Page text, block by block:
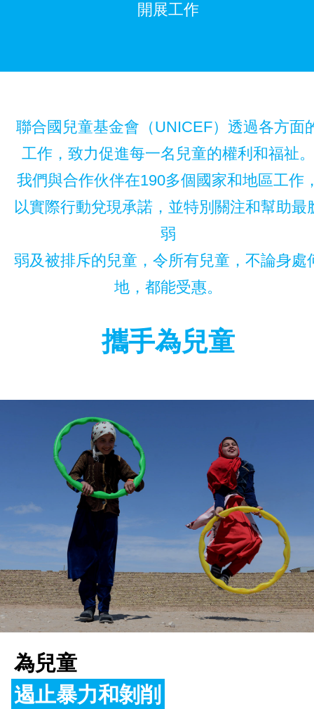
開展工作
聯合國兒童基金會（UNICEF）透過各方面
工作，致力促進每一名兒童的權利和福祉。
我們與合作伙伴在190多個國家和地區工作
以實際行動兌現承諾，並特別關注和幫助最
弱
弱及被排斥的兒童，令所有兒童，不論身處
地，都能受惠。
攜手為兒童
為兒童
助其茁壯成長
為兒童
改善教育
為兒童
遏止暴力和剝削